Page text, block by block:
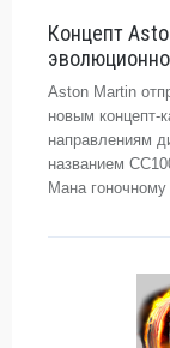
Концепт
Aston Martin
новым концепт-
направлениям
названием
Мана